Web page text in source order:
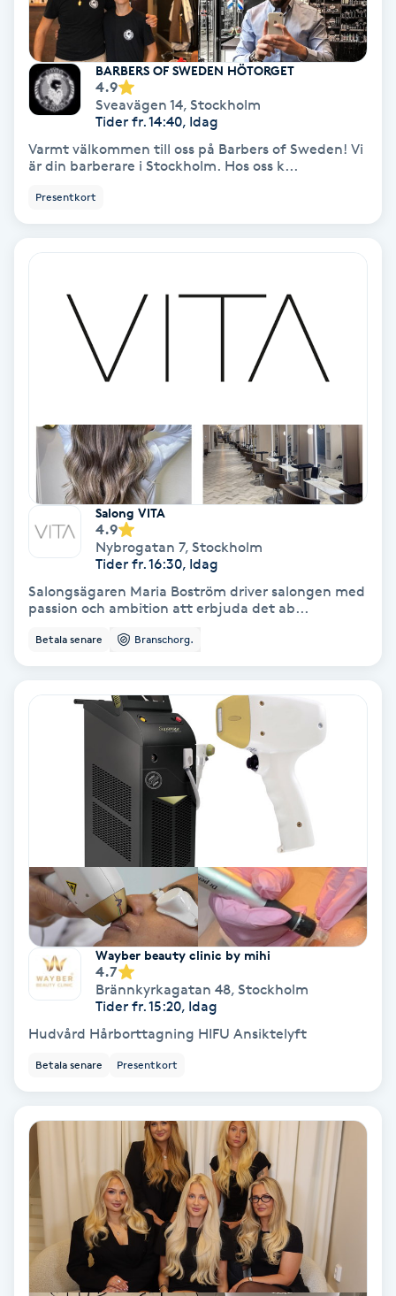
Färgning
Föning
Gel naglar
Gelenaglar
Gellack med förstärkning
Gravidmassage
Gruppträning
Gua Sha-massage
Hatha Yoga
Headspa
Herrklippning
Hollywood Peel
Hot Stone Massage
Hot yoga
Hudföryngring
Huduppstramning
Hudvård
Hyperhidros
Hypnos
Hårborttagning
BARBERS OF SWEDEN HÖTORGET
4.9
Sveavägen 14, Stockholm
Tider fr. 14:40, Idag
Varmt välkommen till oss på Barbers of Sweden! Vi
är din barberare i Stockholm. Hos oss k...
Presentkort
Salong VITA
4.9
Nybrogatan 7, Stockholm
Tider fr. 16:30, Idag
Salongsägaren Maria Boström driver salongen med
passion och ambition att erbjuda det ab...
Betala senare Branschorg.
Wayber beauty clinic by mihi
4.7
Brännkyrkagatan 48, Stockholm
Tider fr. 15:20, Idag
Hudvård Hårborttagning HIFU Ansiktelyft
Betala senare Presentkort